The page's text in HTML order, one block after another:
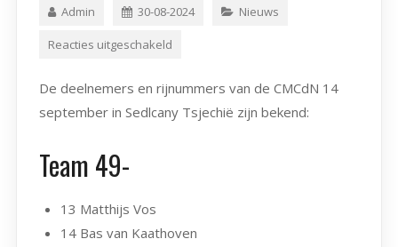
Admin 30-08-2024 Nieuws
Reacties uitgeschakeld
De deelnemers en rijnummers van de CMCdN 14
september in Sedlcany Tsjechië zijn bekend:
Team 49-
13 Matthijs Vos
14 Bas van Kaathoven